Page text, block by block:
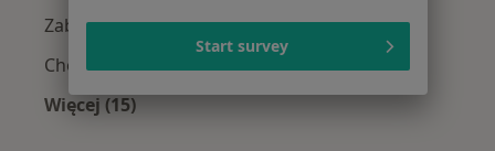
Zaburzenia rytmu serca w Gdyni
Choroba wieńcowa w Gdyni
Więcej (15)
Start survey